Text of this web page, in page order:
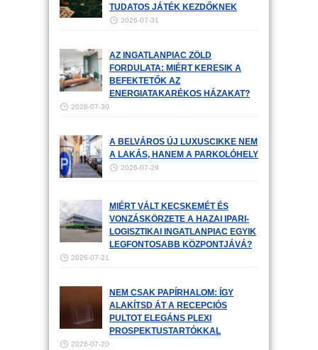
TUDATOS JÁTÉK KEZDŐKNEK
2026-07-31
AZ INGATLANPIAC ZÖLD
FORDULATA: MIÉRT KERESIK A
BEFEKTETŐK AZ
ENERGIATAKARÉKOS HÁZAKAT?
2026-07-30
A BELVÁROS ÚJ LUXUSCIKKE NEM
A LAKÁS, HANEM A PARKOLÓHELY
2026-07-29
MIÉRT VÁLT KECSKEMÉT ÉS
VONZÁSKÖRZETE A HAZAI IPARI-
LOGISZTIKAI INGATLANPIAC EGYIK
LEGFONTOSABB KÖZPONTJÁVÁ?
2026-07-21
NEM CSAK PAPÍRHALOM: ÍGY
ALAKÍTSD ÁT A RECEPCIÓS
PULTOT ELEGÁNS PLEXI
PROSPEKTUSTARTÓKKAL
2026-07-20